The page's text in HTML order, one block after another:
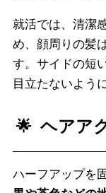
就活では、清潔
め、顔周りの髪
す。サイドの短
目立たないよう
ヘアア
ハーフアップを